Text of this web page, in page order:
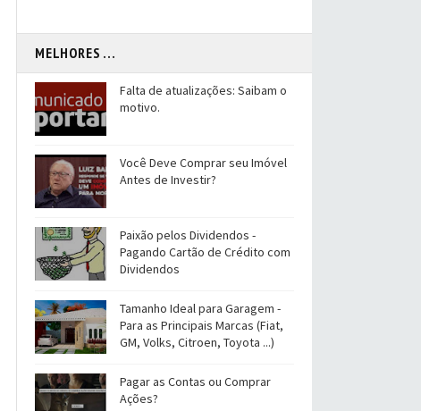
MELHORES ...
Falta de atualizações: Saibam o
motivo.
Você Deve Comprar seu Imóvel
Antes de Investir?
Paixão pelos Dividendos -
Pagando Cartão de Crédito com
Dividendos
Tamanho Ideal para Garagem -
Para as Principais Marcas (Fiat,
GM, Volks, Citroen, Toyota ...)
Pagar as Contas ou Comprar
Ações?